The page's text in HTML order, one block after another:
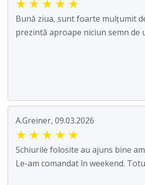
Bună ziua, sunt foarte mulțumit
prezintă aproape niciun semn de
A.Greiner, 09.03.2026
★ ★ ★ ★ ★
Schiurile folosite au ajuns bine
Le-am comandat în weekend.